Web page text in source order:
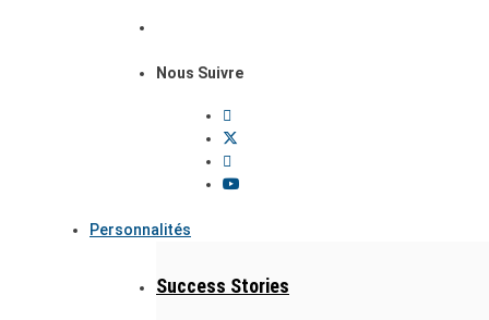
Nous Suivre
Personnalités
Success Stories